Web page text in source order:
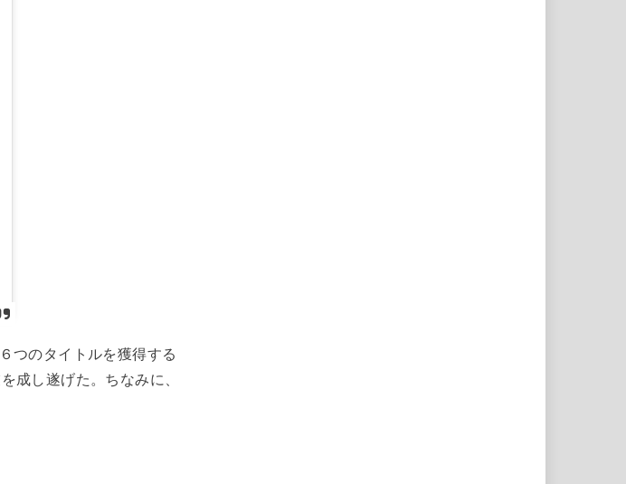
つのタイトルを獲得する
成し遂げた。ちなみに、